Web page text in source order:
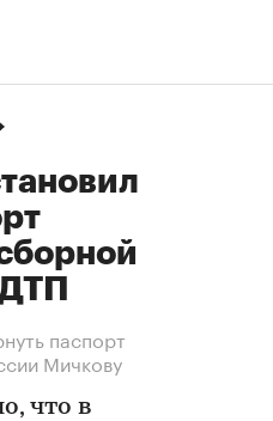
паспорт
Мичкову
что в